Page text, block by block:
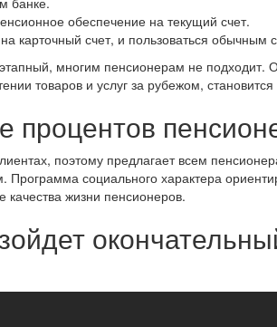
обеспечение на текущий счет.
карточный счет, и пользоваться обычным
многим пенсионерам не подходит.
товаров и услуг за рубежом,
процентов
поэтому предлагает всем
социального характера
жизни пенсионеров.